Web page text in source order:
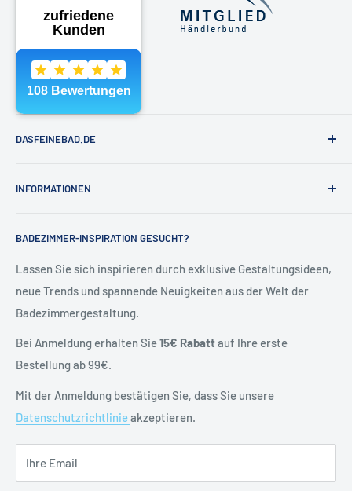
Telefon:040 - 81991891
E-Mail:shop@dasfeinebad.de
DASFEINEBAD.DE
Badausstellung Hamburg
Kontakt
Blog
INFORMATIONEN
Allgemeine Geschäftsbedingungen
Versand & Retoure
Widerrufsrecht
Vertrag widerrufen
Datenschutzerklärung
Batteriehinweise
Impressum
BADEZIMMER-INSPIRATION GESUCHT?
Lassen Sie sich inspirieren durch exklusive Gestaltungsideen,
neue Trends und spannende Neuigkeiten aus der Welt der
Badezimmergestaltung.
Bei Anmeldung erhalten Sie15€ Rabattauf Ihre erste
Bestellung ab 99€.
Mit der Anmeldung bestätigen Sie, dass Sie unsere
Datenschutzrichtlinieakzeptieren.
Ihre Email